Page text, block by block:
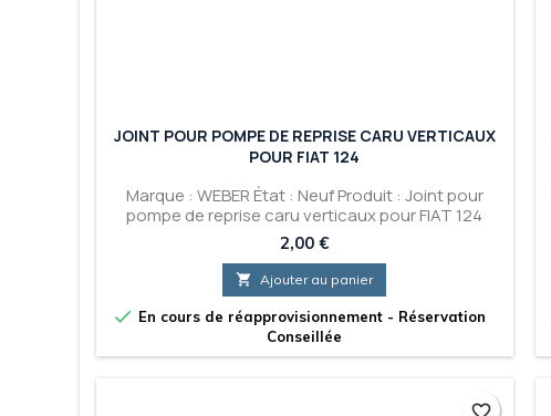
JOINT POUR POMPE DE REPRISE CARU VERTICAUX
POUR FIAT 124
Marque : WEBER État : Neuf Produit : Joint pour
pompe de reprise caru verticaux pour FIAT 124
Prix
2,00 €
 Ajouter au panier
 En cours de réapprovisionnement - Réservation
Conseillée
favorite_border
favorite_border